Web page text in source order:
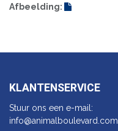
Afbeelding:
KLANTENSERVICE
Stuur ons een e-mail:
info@animalbo​ulevard.com